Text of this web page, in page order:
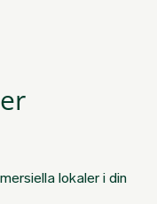
lokaler i din